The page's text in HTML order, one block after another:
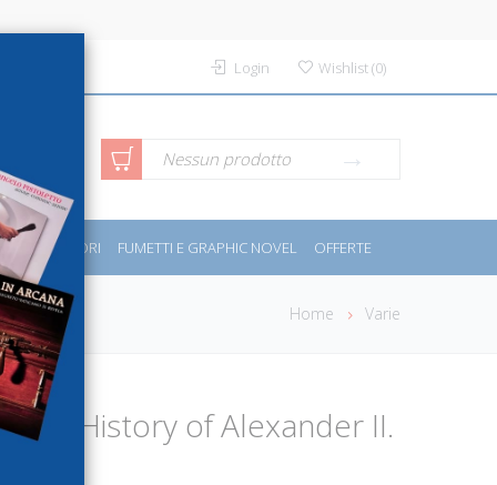
Login Wishlist(0)
Nessun prodotto
E MOTORI FUMETTI E GRAPHIC NOVEL OFFERTE
Home Varie
History of Alexander II.